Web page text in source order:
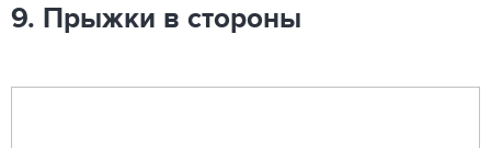
9. Прыжки в стороны